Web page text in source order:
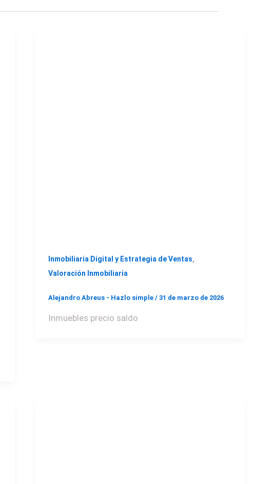
Inmobiliaria Digital y Estrategia de Ventas,
Valoración Inmobiliaria
Alejandro Abreus - Hazlo simple/31 de marzo de 2026
Inmuebles precio saldo